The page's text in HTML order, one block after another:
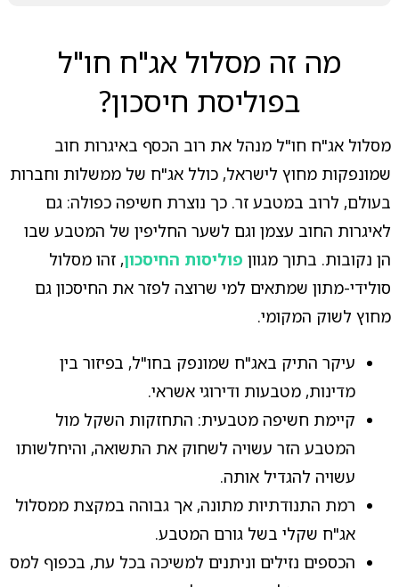
מה זה מסלול אג"ח חו"ל
בפוליסת חיסכון?
מסלול אג"ח חו"ל מנהל את רוב הכסף באיגרות חוב
שמונפקות מחוץ לישראל, כולל אג"ח של ממשלות וחברות
בעולם, לרוב במטבע זר. כך נוצרת חשיפה כפולה: גם
לאיגרות החוב עצמן וגם לשער החליפין של המטבע שבו
הן נקובות. בתוך מגוון פוליסות החיסכון, זהו מסלול
סולידי-מתון שמתאים למי שרוצה לפזר את החיסכון גם
מחוץ לשוק המקומי.
עיקר התיק באג"ח שמונפק בחו"ל, בפיזור בין
מדינות, מטבעות ודירוגי אשראי.
קיימת חשיפה מטבעית: התחזקות השקל מול
המטבע הזר עשויה לשחוק את התשואה, והיחלשותו
עשויה להגדיל אותה.
רמת התנודתיות מתונה, אך גבוהה במקצת ממסלול
אג"ח שקלי בשל גורם המטבע.
הכספים נזילים וניתנים למשיכה בכל עת, בכפוף למס